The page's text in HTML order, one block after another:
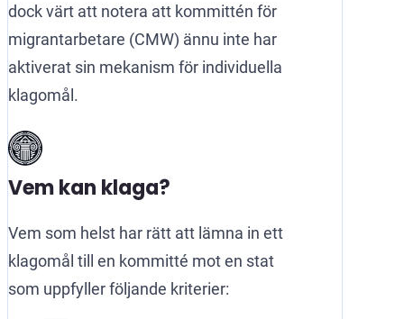
dock värt att notera att kommittén för
migrantarbetare (CMW) ännu inte har
aktiverat sin mekanism för individuella
klagomål.
Vem kan klaga?
Vem som helst har rätt att lämna in ett
klagomål till en kommitté mot en stat
som uppfyller följande kriterier: